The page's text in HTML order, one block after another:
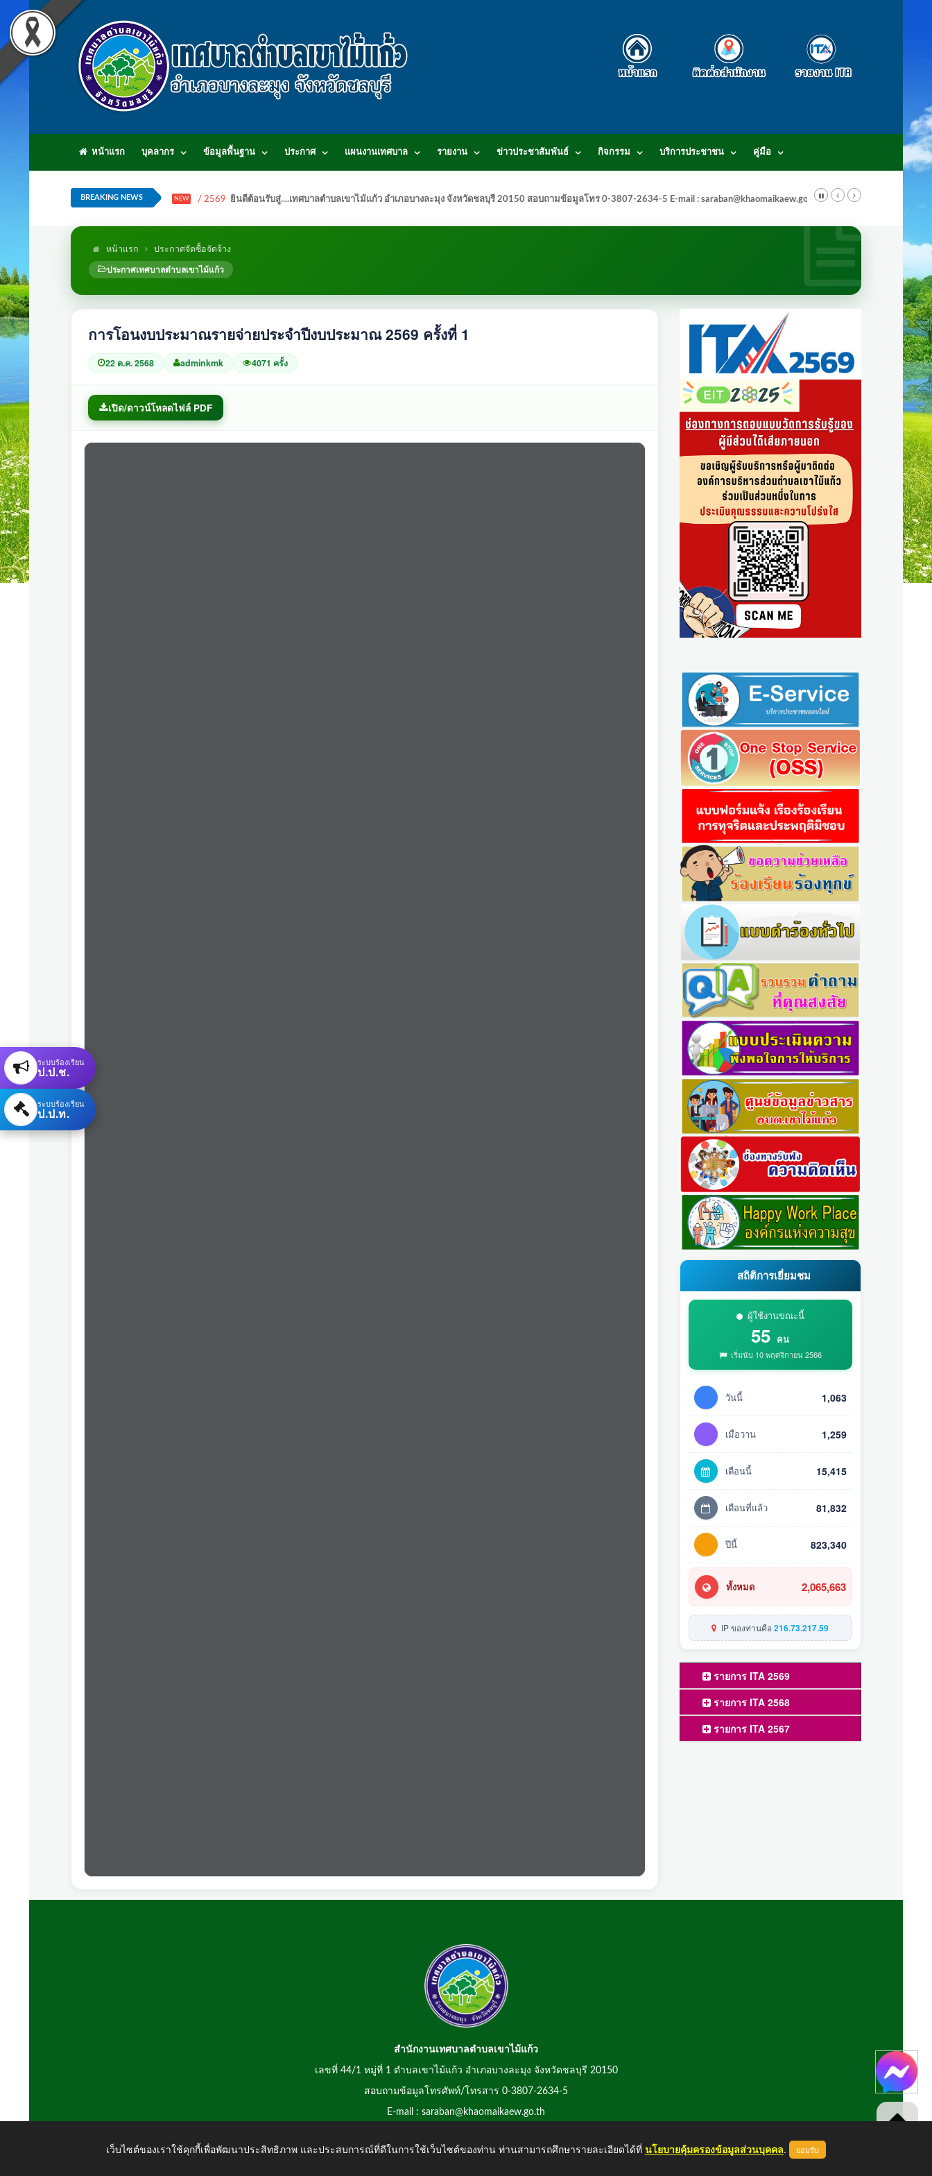
หน้าแรก บุคลากร ข้อมูลพื้นฐาน ประกาศ แผนงานเทศบาล รายงาน ข่าวประชาสัมพันธ์ กิจกรรม บริการประชาชน คู่มือ
BREAKING NEWS NEW / 2569 ยินดีต้อนรับสู่....เทศบาลตำบลเขาไม้แก้ว อำเภอบางละมุง จังหวัดชลบุรี 20150 สอบถามข้อมูลโทร 0-3807-2634-5 E-mail : saraban@khaomaikaew.go.th
หน้าแรก
ประกาศจัดซื้อจัดจ้าง
ประกาศเทศบาลตำบลเขาไม้แก้ว
การโอนงบประมาณรายจ่ายประจำปีงบประมาณ 2569 ครั้งที่ 1
22 ต.ค. 2568 adminkmk 4071 ครั้ง
เปิด/ดาวน์โหลดไฟล์ PDF
สถิติการเยี่ยมชม
ผู้ใช้งานขณะนี้
55 คน
เริ่มนับ 10 พฤศจิกายน 2566
วันนี้ 1,063
เมื่อวาน 1,259
เดือนนี้ 15,415
เดือนที่แล้ว 81,832
ปีนี้ 823,340
ทั้งหมด 2,065,663
IP ของท่านคือ216.73.217.59
รายการ ITA 2569
รายการ ITA 2568
รายการ ITA 2567
ระบบร้องเรียน
ป.ป.ช.
ระบบร้องเรียน
ป.ป.ท.
สำนักงานเทศบาลตำบลเขาไม้แก้ว
เลขที่ 44/1 หมู่ที่ 1 ตำบลเขาไม้แก้ว อำเภอบางละมุง จังหวัดชลบุรี 20150
สอบถามข้อมูลโทรศัพท์/โทรสาร 0-3807-2634-5
E-mail : saraban@khaomaikaew.go.th
เว็บไซต์ของเราใช้คุกกี้เพื่อพัฒนาประสิทธิภาพ และประสบการณ์ที่ดีในการใช้เว็บไซต์ของท่าน ท่านสามารถศึกษารายละเอียดได้ที่ นโยบายคุ้มครองข้อมูลส่วนบุคคล. ยอมรับ